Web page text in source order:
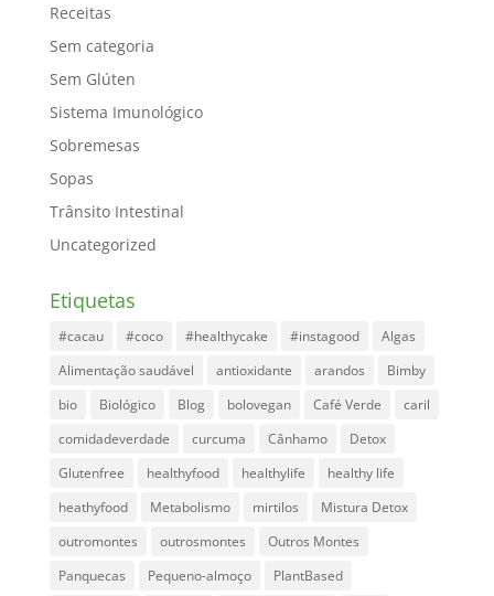
Receitas
Sem categoria
Sem Glúten
Sistema Imunológico
Sobremesas
Sopas
Trânsito Intestinal
Uncategorized
Etiquetas
#cacau #coco #healthycake #instagood
Algas
Alimentação saudável
antioxidante arandos
Bimby
bio
Biológico Blog bolovegan Café Verde
caril
comidadeverdade
curcuma Cânhamo
Detox
Glutenfree
healthyfood healthylife
healthy life
heathyfood
Metabolismo mirtilos
Mistura Detox
outromontes
outrosmontes
Outros Montes
Panquecas
Pequeno-almoço
PlantBased